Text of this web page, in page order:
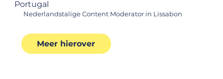
Portugal
Nederlandstalige Content Moderator in Lissabon
Meer hierover